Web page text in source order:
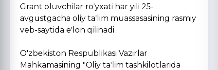
Grant oluvchilar ro'yxati har yili 25-
avgustgacha oliy ta'lim muassasasining rasmiy
veb-saytida e'lon qilinadi.
O'zbekiston Respublikasi Vazirlar
Mahkamasining "Oliy ta'lim tashkilotlarida